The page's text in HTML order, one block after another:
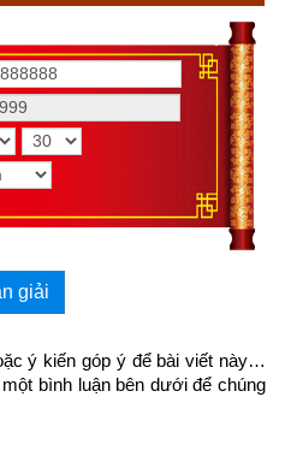
giống tâm hồn kích vào
giải
ý kiến góp ý để bài viết này…
bình luận bên dưới để chúng